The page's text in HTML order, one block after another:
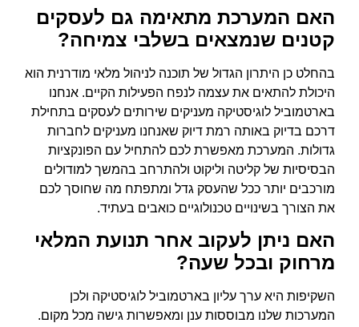
האם המערכת מתאימה גם לעסקים
קטנים שנמצאים בשלבי צמיחה?
בהחלט כן היתרון הגדול של תוכנה לניהול מלאי מודרנית הוא
היכולת להתאים את עצמה לנפח הפעילות הקיים. אנחנו
בארטמוביל לוגיסטיקה מעניקים שירותים לעסקים בתחילת
דרכם בדיוק באותה רמת דיוק שאנחנו מעניקים לחברות
גדולות. המערכת מאפשרת לכם להתחיל עם הפונקציות
הבסיסיות של קליטה וליקוט ולהתרחב בהמשך למודולים
מורכבים יותר ככל שהעסק גדל ומתפתח מה שחוסך לכם
את הצורך בשינויים טכנולוגיים כואבים בעתיד.
האם ניתן לעקוב אחר תנועת המלאי
מרחוק ובכל שעה?
השקיפות היא ערך עליון בארטמוביל לוגיסטיקה ולכן
המערכות שלנו מבוססות ענן ומאפשרות גישה מכל מקום.